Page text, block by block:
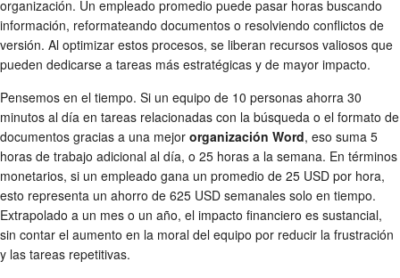
organización. Un empleado promedio puede pasar horas buscando
información, reformateando documentos o resolviendo conflictos de
versión. Al optimizar estos procesos, se liberan recursos valiosos que
pueden dedicarse a tareas más estratégicas y de mayor impacto.
Pensemos en el tiempo. Si un equipo de 10 personas ahorra 30
minutos al día en tareas relacionadas con la búsqueda o el formato de
documentos gracias a una mejor organización Word, eso suma 5
horas de trabajo adicional al día, o 25 horas a la semana. En términos
monetarios, si un empleado gana un promedio de 25 USD por hora,
esto representa un ahorro de 625 USD semanales solo en tiempo.
Extrapolado a un mes o un año, el impacto financiero es sustancial,
sin contar el aumento en la moral del equipo por reducir la frustración
y las tareas repetitivas.